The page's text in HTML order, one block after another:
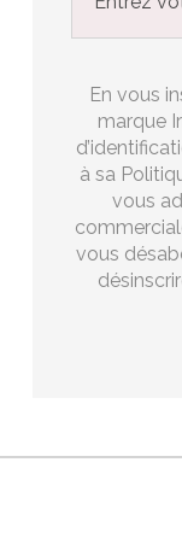
En vous
marque
à sa
vous
vous